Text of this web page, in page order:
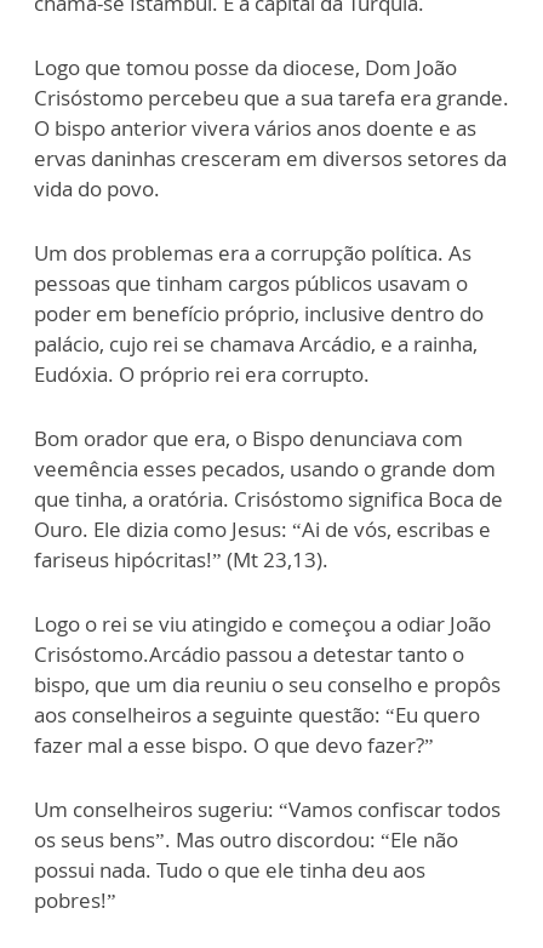
Logo que tomou posse da diocese, Dom João
Crisóstomo percebeu que a sua tarefa era grande.
O bispo anterior vivera vários anos doente e as
ervas daninhas cresceram em diversos setores da
vida do povo.
Um dos problemas era a corrupção política. As
pessoas que tinham cargos públicos usavam o
poder em benefício próprio, inclusive dentro do
palácio, cujo rei se chamava Arcádio, e a rainha,
Eudóxia. O próprio rei era corrupto.
Bom orador que era, o Bispo denunciava com
veemência esses pecados, usando o grande dom
que tinha, a oratória. Crisóstomo significa Boca de
Ouro. Ele dizia como Jesus: “Ai de vós, escribas e
fariseus hipócritas!” (Mt 23,13).
Logo o rei se viu atingido e começou a odiar João
Crisóstomo.Arcádio passou a detestar tanto o
bispo, que um dia reuniu o seu conselho e propôs
aos conselheiros a seguinte questão: “Eu quero
fazer mal a esse bispo. O que devo fazer?”
Um conselheiros sugeriu: “Vamos confiscar todos
os seus bens”. Mas outro discordou: “Ele não
possui nada. Tudo o que ele tinha deu aos
pobres!”